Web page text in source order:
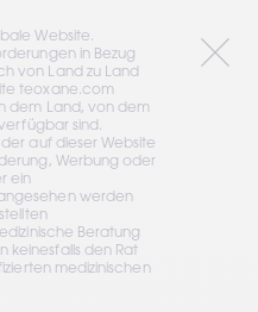
Website.
in Bezug
von Land zu Land
teoxane.com
dem Land, von dem
sind.
der auf dieser Website
Werbung oder
ein
werden
Beratung
keinesfalls den Rat
medizinischen